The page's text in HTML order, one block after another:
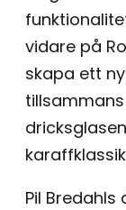
vidare på
skapa ett
Pil